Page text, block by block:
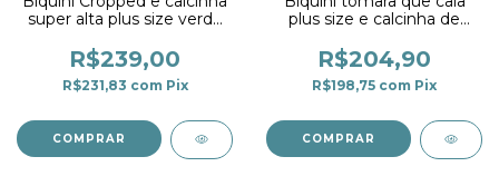
super alta plus size verde
R$239,00
R$231,83 com Pix
COMPRAR
plus size e calcinha de
Esmeralda
R$204,90
R$198,75 com Pix
COMPRAR